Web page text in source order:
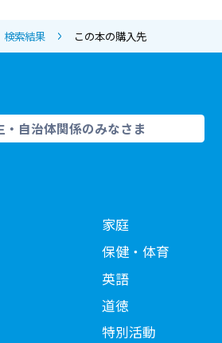
検索結果 この本の購入先
・自治体関係のみなさま
家庭
保健・体育
英語
道徳
特別活動